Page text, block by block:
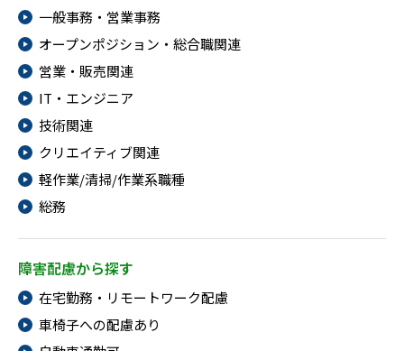
一般事務・営業事務
オープンポジション・総合職関連
営業・販売関連
IT・エンジニア
技術関連
クリエイティブ関連
軽作業/清掃/作業系職種
総務
障害配慮から探す
在宅勤務・リモートワーク配慮
車椅子への配慮あり